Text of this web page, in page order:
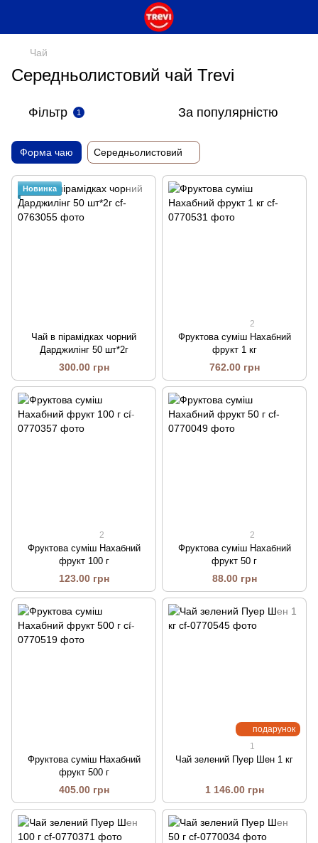
Чай
Середньолистовий чай Trevi
Фільтр 1 За популярністю
Форма чаю Середньолистовий
Новинка
Чай в пірамідках чорний
Дарджилінг 50 шт*2г
300.00 грн
2
Фруктова суміш Нахабний
фрукт 1 кг
762.00 грн
2
Фруктова суміш Нахабний
фрукт 100 г
123.00 грн
2
Фруктова суміш Нахабний
фрукт 50 г
88.00 грн
Фруктова суміш Нахабний
фрукт 500 г
405.00 грн
подарунок
1
Чай зелений Пуер Шен 1 кг
1 146.00 грн